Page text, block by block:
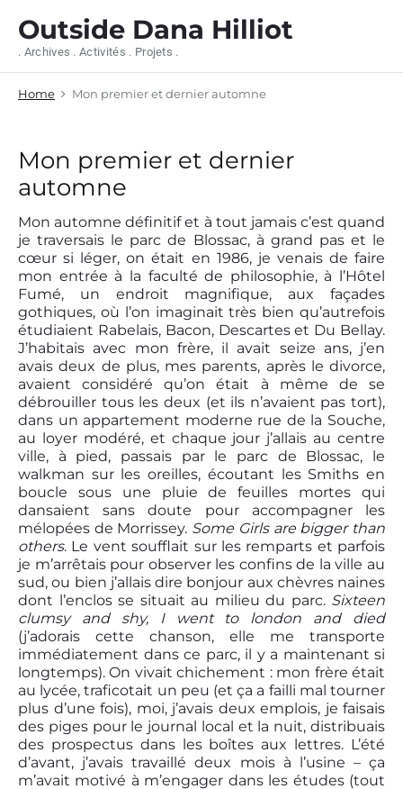
Outside Dana Hilliot
. Archives . Activités . Projets .
Home Mon premier et dernier automne
Mon premier et dernier
automne
Mon automne définitif et à tout jamais c’est quand
je traversais le parc de Blossac, à grand pas et le
cœur si léger, on était en 1986, je venais de faire
mon entrée à la faculté de philosophie, à l’Hôtel
Fumé, un endroit magnifique, aux façades
gothiques, où l’on imaginait très bien qu’autrefois
étudiaient Rabelais, Bacon, Descartes et Du Bellay.
J’habitais avec mon frère, il avait seize ans, j’en
avais deux de plus, mes parents, après le divorce,
avaient considéré qu’on était à même de se
débrouiller tous les deux (et ils n’avaient pas tort),
dans un appartement moderne rue de la Souche,
au loyer modéré, et chaque jour j’allais au centre
ville, à pied, passais par le parc de Blossac, le
walkman sur les oreilles, écoutant les Smiths en
boucle sous une pluie de feuilles mortes qui
dansaient sans doute pour accompagner les
mélopées de Morrissey. Some Girls are bigger than
others. Le vent soufflait sur les remparts et parfois
je m’arrêtais pour observer les confins de la ville au
sud, ou bien j’allais dire bonjour aux chèvres naines
dont l’enclos se situait au milieu du parc.Sixteen
clumsy and shy, I went to london and died
(j’adorais cette chanson, elle me transporte
immédiatement dans ce parc, il y a maintenant si
longtemps). On vivait chichement : mon frère était
au lycée, traficotait un peu (et ça a failli mal tourner
plus d’une fois), moi, j’avais deux emplois, je faisais
des piges pour le journal local et la nuit, distribuais
des prospectus dans les boîtes aux lettres. L’été
d’avant, j’avais travaillé deux mois à l’usine – ça
m’avait motivé à m’engager dans les études (tout